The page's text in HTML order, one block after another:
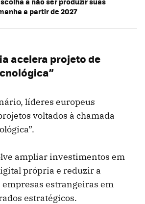
a partir de 2027
acelera projeto de
líderes europeus
voltados à chamada
ampliar investimentos em
própria e reduzir a
estrangeiras em
estratégicos.